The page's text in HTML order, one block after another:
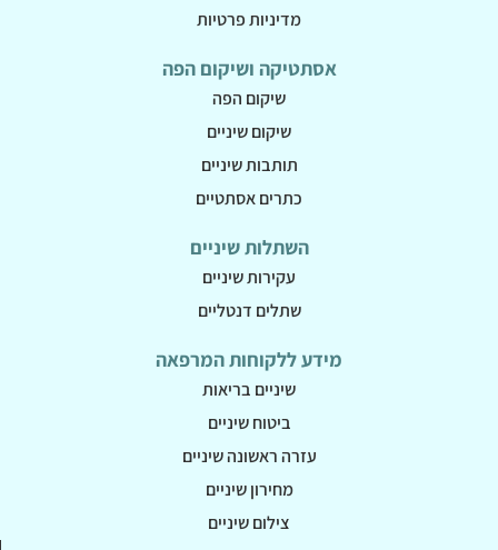
מדיניות פרטיות
אסתטיקה ושיקום הפה
שיקום הפה
שיקום שיניים
תותבות שיניים
כתרים אסתטיים
השתלות שיניים
עקירות שיניים
שתלים דנטליים
מידע ללקוחות המרפאה
שיניים בריאות
ביטוח שיניים
עזרה ראשונה שיניים
מחירון שיניים
צילום שיניים